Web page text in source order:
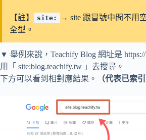
【註】 site:
→ site 跟冒號中間不用
全型。
▼ 舉例來說，Teachify Blog 網址是
用「 site:blog.teachify.tw 」去搜尋。
下方可以看到相對應結果。
（代表已索引